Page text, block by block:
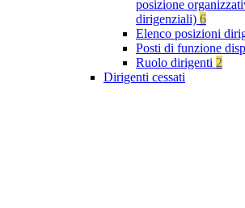
posizione
dirigenziali) 6
Elenco posizioni
Posti di funzione
Ruolo dirigenti 2
Dirigenti cessati